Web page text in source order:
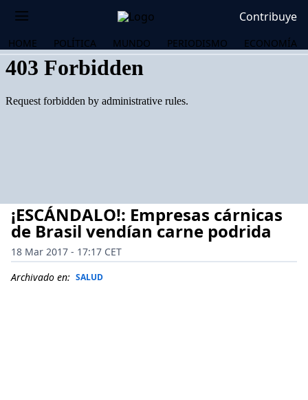
Contribuye
HOME POLÍTICA MUNDO PERIODISMO ECONOMÍA
¡ESCÁNDALO!: Empresas cárnicas
de Brasil vendían carne podrida
18 Mar 2017 - 17:17 CET
Archivado en: SALUD